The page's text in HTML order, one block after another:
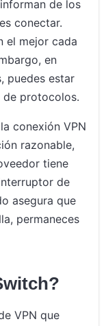
de los
conectar.
el mejor cada
en
puedes estar
de protocolos.
conexión VPN
razonable,
tiene
de
asegura que
permaneces
VPN que